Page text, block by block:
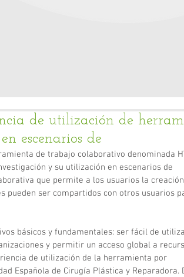
de utilización de
escenarios de
de trabajo colaborativo denominada
y su utilización en escenarios de
que permite a los usuarios la
pueden ser compartidos con otros usuarios
básicos y fundamentales: ser fácil de
y permitir un acceso global a
de utilización de la herramienta por
Española de Cirugía Plástica y Reparadora.